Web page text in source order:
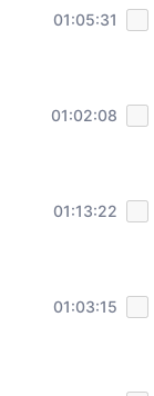
01:05:31
01:02:08
01:13:22
01:03:15